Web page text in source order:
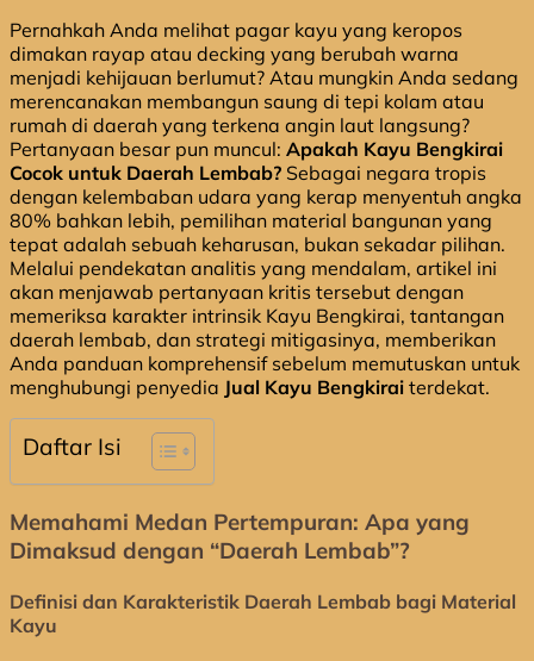
Pernahkah Anda melihat pagar kayu yang keropos
dimakan rayap atau decking yang berubah warna
menjadi kehijauan berlumut? Atau mungkin Anda sedang
merencanakan membangun saung di tepi kolam atau
rumah di daerah yang terkena angin laut langsung?
Pertanyaan besar pun muncul: Apakah Kayu Bengkirai
Cocok untuk Daerah Lembab? Sebagai negara tropis
dengan kelembaban udara yang kerap menyentuh angka
80% bahkan lebih, pemilihan material bangunan yang
tepat adalah sebuah keharusan, bukan sekadar pilihan.
Melalui pendekatan analitis yang mendalam, artikel ini
akan menjawab pertanyaan kritis tersebut dengan
memeriksa karakter intrinsik Kayu Bengkirai, tantangan
daerah lembab, dan strategi mitigasinya, memberikan
Anda panduan komprehensif sebelum memutuskan untuk
menghubungi penyedia Jual Kayu Bengkirai terdekat.
Daftar Isi
Memahami Medan Pertempuran: Apa yang
Dimaksud dengan “Daerah Lembab”?
Definisi dan Karakteristik Daerah Lembab bagi Material
Kayu